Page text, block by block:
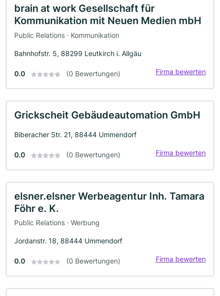
brain at work Gesellschaft für
Kommunikation mit Neuen Medien mbH
Public Relations · Kommunikation
Bahnhofstr. 5, 88299 Leutkirch i. Allgäu
0.0 (0 Bewertungen) Firma bewerten
Grickscheit Gebäudeautomation GmbH
Biberacher Str. 21, 88444 Ummendorf
0.0 (0 Bewertungen) Firma bewerten
elsner.elsner Werbeagentur Inh. Tamara
Föhr e. K.
Public Relations · Werbung
Jordanstr. 18, 88444 Ummendorf
0.0 (0 Bewertungen) Firma bewerten